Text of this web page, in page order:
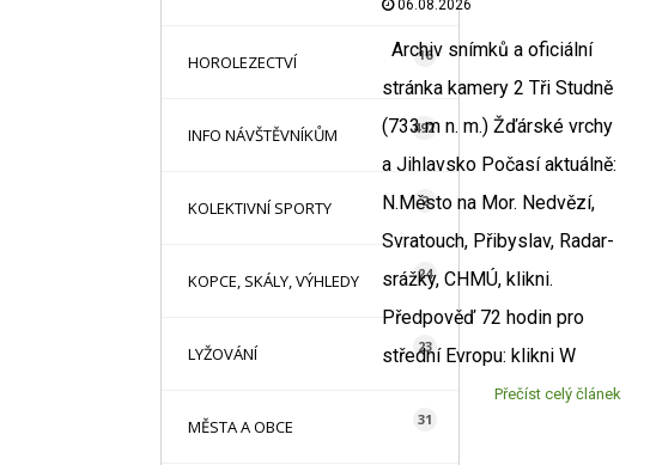
HOROLEZECTVÍ 16
INFO NÁVŠTĚVNÍKŮM 492
KOLEKTIVNÍ SPORTY 2
KOPCE, SKÁLY, VÝHLEDY 24
LYŽOVÁNÍ 23
MĚSTA A OBCE 31
06.08.2026
Archiv snímků a oficiální
stránka kamery 2 Tři Studně
(733 m n. m.) Žďárské vrchy
a Jihlavsko Počasí aktuálně:
N.Město na Mor. Nedvězí,
Svratouch, Přibyslav, Radar-
srážky, CHMÚ, klikni.
Předpověď 72 hodin pro
střední Evropu: klikni W
Přečíst celý článek